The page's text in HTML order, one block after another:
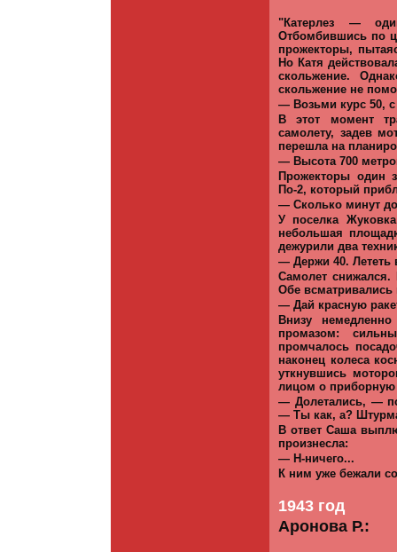
"Катерлез —
Отбомбившись по
прожекторы,
Но Катя
скольжение.
скольжение не
— Возьми курс 50,
В этот момент
самолету, задев
перешла на
— Высота 700
Прожекторы один
По-2, который
— Сколько минут
У поселка
небольшая
дежурили два
— Держи 40. Лететь
Самолет снижался.
Обе всматривались
— Дай красную
Внизу
промазом:
промчалось
наконец колеса
уткнувшись
лицом о приборную
— Долетались, —
— Ты как, а?
В ответ Саша
произнесла:
— Н-ничего...
К ним уже бежали
1943 год
Аронова Р.: